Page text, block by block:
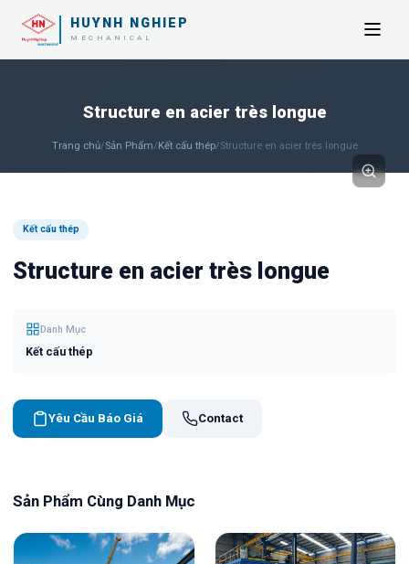
HUYNH NGHIEP
MECHANICAL
Structure en acier très longue
Trang chủ/Sản Phẩm/Kết cấu thép/Structure en acier très longue
Kết cấu thép
Structure en acier très longue
Danh Mục
Kết cấu thép
Yêu Cầu Báo Giá Contact
Sản Phẩm Cùng Danh Mục